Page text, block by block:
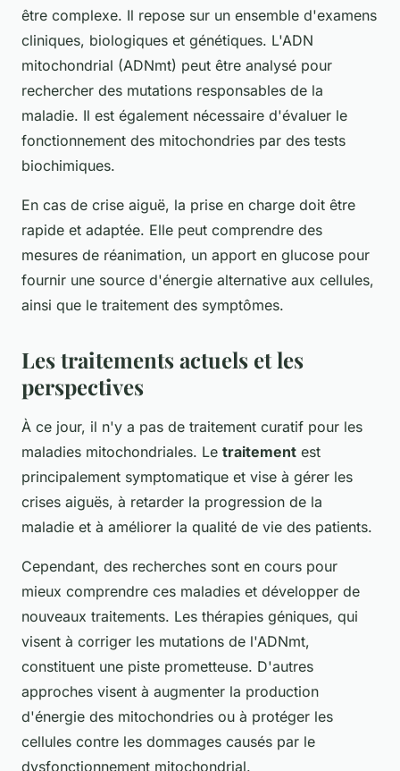
être complexe. Il repose sur un ensemble d'examens
cliniques, biologiques et génétiques. L'ADN
mitochondrial (ADNmt) peut être analysé pour
rechercher des mutations responsables de la
maladie. Il est également nécessaire d'évaluer le
fonctionnement des mitochondries par des tests
biochimiques.
En cas de crise aiguë, la prise en charge doit être
rapide et adaptée. Elle peut comprendre des
mesures de réanimation, un apport en glucose pour
fournir une source d'énergie alternative aux cellules,
ainsi que le traitement des symptômes.
Les traitements actuels et les
perspectives
À ce jour, il n'y a pas de traitement curatif pour les
maladies mitochondriales. Le traitement est
principalement symptomatique et vise à gérer les
crises aiguës, à retarder la progression de la
maladie et à améliorer la qualité de vie des patients.
Cependant, des recherches sont en cours pour
mieux comprendre ces maladies et développer de
nouveaux traitements. Les thérapies géniques, qui
visent à corriger les mutations de l'ADNmt,
constituent une piste prometteuse. D'autres
approches visent à augmenter la production
d'énergie des mitochondries ou à protéger les
cellules contre les dommages causés par le
dysfonctionnement mitochondrial.